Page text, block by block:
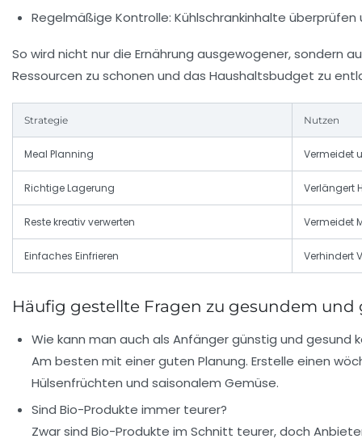
Regelmäßige Kontrolle: Kühlschrankinhalte
So wird nicht nur die Ernährung ausgewogener, sondern
Ressourcen zu schonen und das Haushaltsbudget zu
Strategie Nutzen
Meal Planning Vermeidet
Richtige Lagerung Verlängert
Reste kreativ verwerten Vermeidet
Einfaches Einfrieren Verhindert
Häufig gestellte Fragen zu gesundem
Wie kann man auch als Anfänger günstig und gesund
Am besten mit einer guten Planung. Erstelle einen
Hülsenfrüchten und saisonalem Gemüse.
Sind Bio-Produkte immer teurer?
Zwar sind Bio-Produkte im Schnitt teurer, doch